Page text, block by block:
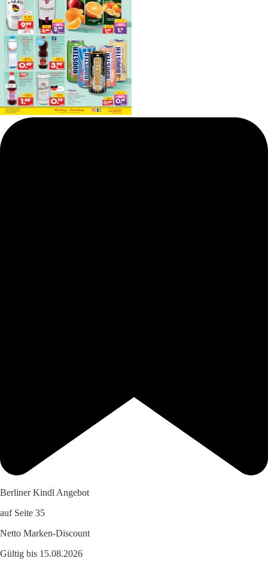
Berliner Kindl Angebot
auf Seite 35
Netto Marken-Discount
Gültig bis 15.08.2026